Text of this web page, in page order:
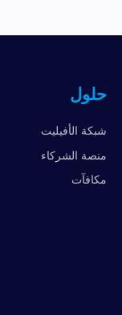
حلول
شبكة الأفيليت
منصة الشركاء
مكافآت